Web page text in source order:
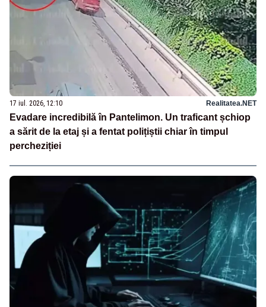
17 iul. 2026, 12:10 Realitatea.NET
Evadare incredibilă în Pantelimon. Un traficant șchiop
a sărit de la etaj și a fentat polițiștii chiar în timpul
percheziției